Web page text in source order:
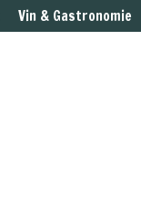
Vin & Gastronomie